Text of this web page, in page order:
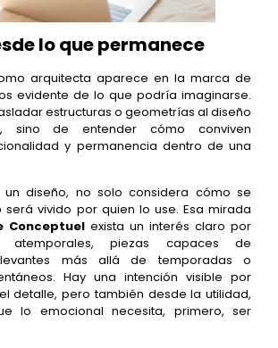
lo que permanece
arquitecta aparece en la marca de
evidente de lo que podría imaginarse.
estructuras o geometrías al diseño
sino de entender cómo conviven
y permanencia dentro de una
un diseño, no solo considera cómo se
será vivido por quien lo use. Esa mirada
Conceptuel exista un interés claro por
atemporales, piezas capaces de
más allá de temporadas o
Hay una intención visible por
detalle, pero también desde la utilidad,
lo emocional necesita, primero, ser